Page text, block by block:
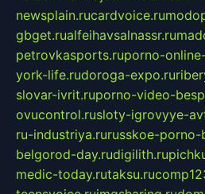
newsplain.rucardvoice.ru
gbget.rualfeihavsalnassr.ru
petrovkasports.ruporno-
york-life.rudoroga-expo.ru
slovar-ivrit.ruporno-video-
ovucontrol.rusloty-igrovyye-
ru-industriya.rurusskoe-porno-
belgorod-day.rudigilith.ru
medic-today.rutaksu.ru